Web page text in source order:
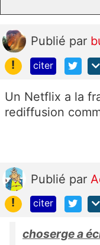
Publié par
!
citer
Un Netflix a la
rediffusion
Publié par
!
citer
choserge a